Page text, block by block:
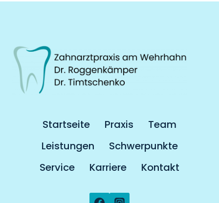
Startseite Praxis
Team
Leistungen
Schwerpunkte
Service
Karriere Kontakt